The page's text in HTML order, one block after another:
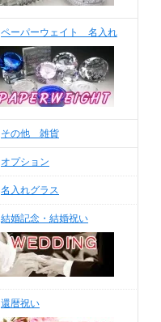
ペーパーウェイト 名入れ
その他 雑貨
オプション
名入れグラス
結婚記念・結婚祝い
還暦祝い